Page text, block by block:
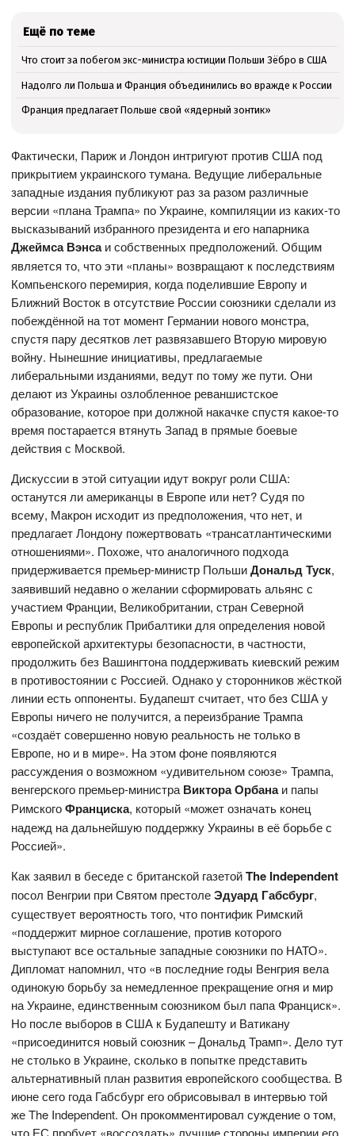
Ещё по теме
Что стоит за побегом экс-министра юстиции Польши Зёбро в США
Надолго ли Польша и Франция объединились во вражде к России
Франция предлагает Польше свой «ядерный зонтик»
Фактически, Париж и Лондон интригуют против США под
прикрытием украинского тумана. Ведущие либеральные
западные издания публикуют раз за разом различные
версии «плана Трампа» по Украине, компиляции из каких-то
высказываний избранного президента и его напарника
Джеймса Вэнсаи собственных предположений. Общим
является то, что эти «планы» возвращают к последствиям
Компьенского перемирия, когда поделившие Европу и
Ближний Восток в отсутствие России союзники сделали из
побеждённой на тот момент Германии нового монстра,
спустя пару десятков лет развязавшего Вторую мировую
войну. Нынешние инициативы, предлагаемые
либеральными изданиями, ведут по тому же пути. Они
делают из Украины озлобленное реваншистское
образование, которое при должной накачке спустя какое-то
время постарается втянуть Запад в прямые боевые
действия с Москвой.
Дискуссии в этой ситуации идут вокруг роли США:
останутся ли американцы в Европе или нет? Судя по
всему, Макрон исходит из предположения, что нет, и
предлагает Лондону пожертвовать «трансатлантическими
отношениями». Похоже, что аналогичного подхода
придерживается премьер-министр ПольшиДональд Туск,
заявивший недавно о желании сформировать альянс с
участием Франции, Великобритании, стран Северной
Европы и республик Прибалтики для определения новой
европейской архитектуры безопасности, в частности,
продолжить без Вашингтона поддерживать киевский режим
в противостоянии с Россией. Однако у сторонников жёсткой
линии есть оппоненты. Будапешт считает, что без США у
Европы ничего не получится, а переизбрание Трампа
«создаёт совершенно новую реальность не только в
Европе, но и в мире». На этом фоне появляются
рассуждения о возможном «удивительном союзе» Трампа,
венгерского премьер-министра Виктора Орбанаи папы
РимскогоФранциска, который «может означать конец
надежд на дальнейшую поддержку Украины в её борьбе с
Россией».
Как заявил в беседе с британской газетойThe Independent
посол Венгрии при Святом престолеЭдуард Габсбург,
существует вероятность того, что понтифик Римский
«поддержит мирное соглашение, против которого
выступают все остальные западные союзники по НАТО».
Дипломат напомнил, что «в последние годы Венгрия вела
одинокую борьбу за немедленное прекращение огня и мир
на Украине, единственным союзником был папа Франциск».
Но после выборов в США к Будапешту и Ватикану
«присоединится новый союзник – Дональд Трамп». Дело тут
не столько в Украине, сколько в попытке представить
альтернативный план развития европейского сообщества. В
июне сего года Габсбург его обрисовывал в интервью той
же The Independent. Он прокомментировал суждение о том,
что ЕС пробует «воссоздать» лучшие стороны империи его